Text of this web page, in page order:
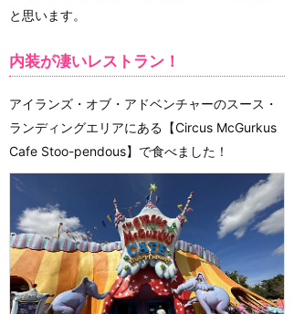
と思います。
内装が凄いレストラン！
アイランズ・オブ・アドベンチャーのスース・
ランディングエリアにある【Circus McGurkus
Cafe Stoo-pendous】で食べました！